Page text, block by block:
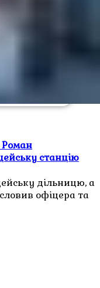
Роман
станцію
дільницю, а
офіцера та